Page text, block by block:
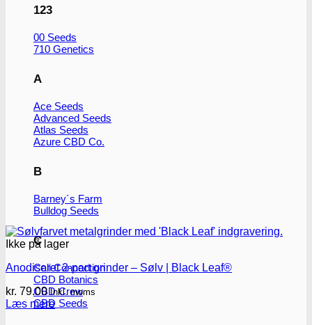
123
00 Seeds
710 Genetics
A
Ace Seeds
Advanced Seeds
Atlas Seeds
Azure CBD Co.
B
Barney´s Farm
Bulldog Seeds
C
Cali Connection
CBD Botanics
CBD Crew
CBD Seeds
Ikke på lager
Anodiseret 2-part grinder – Sølv | Black Leaf®
kr. 79.00 Inkl. moms
Læs mere